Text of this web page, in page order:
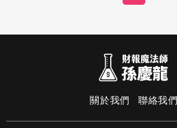
關於我們 聯絡我們